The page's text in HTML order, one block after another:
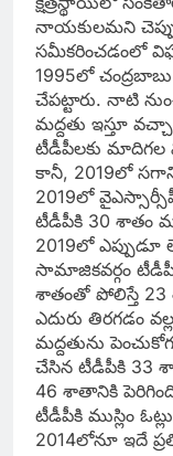
నాయకులమని
సమీకరించడంలో
1995లో
చేపట్టారు. నాటి
మద్దతు ఇస్తూ
టీడీపీలకు మాదిగల
కానీ, 2019లో
2019లో
టీడీపీకి 30 శాతం
2019లో ఎప్పుడూ
సామాజికవర్గం
శాతంతో పోలిస్తే 23
ఎదురు తిరగడం
మద్దతును
చేసిన టీడీపీకి 33
46 శాతానికి
టీడీపీకి ముస్లిం
2014లోనూ ఇదే